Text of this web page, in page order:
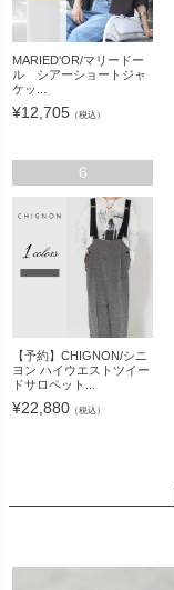
MARIED'OR/マリードー
ル シアーショートジャ
ケッ...
¥12,705 （税込）
6
【予約】CHIGNON/シニ
ヨン ハイウエストツイー
ドサロペット...
¥22,880 （税込）